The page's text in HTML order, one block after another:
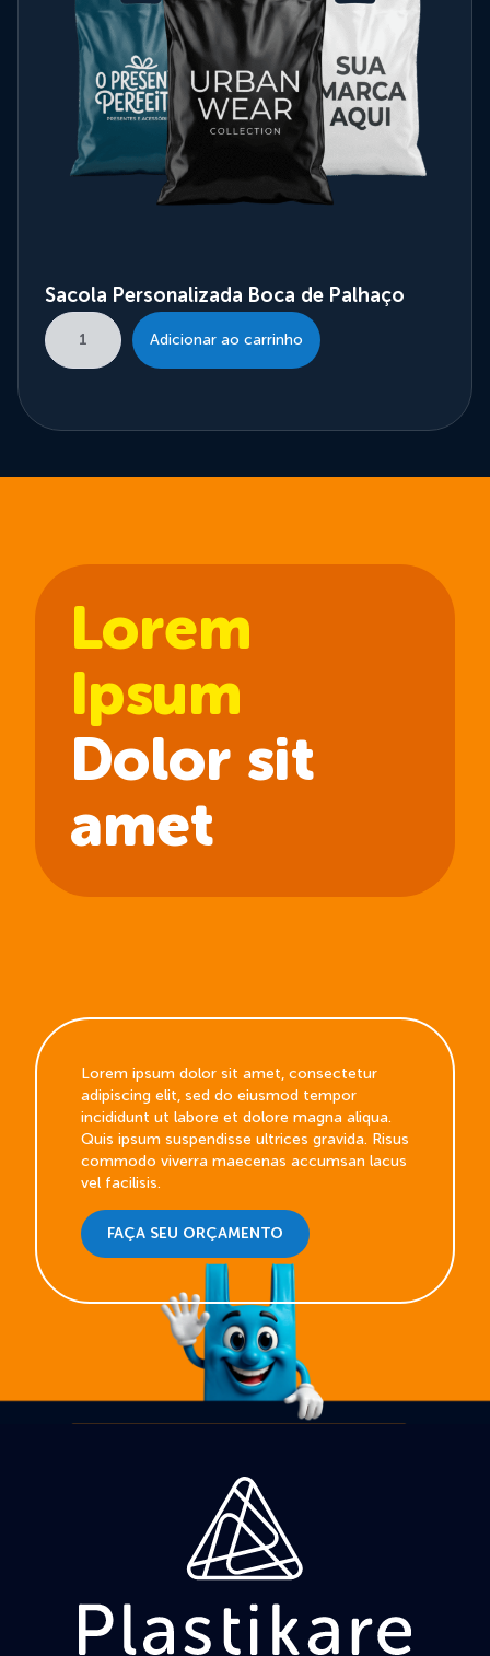
Sacola Personalizada Boca de Palhaço
Adicionar ao carrinho
Lorem
Ipsum
Dolor sit
amet
Lorem ipsum dolor sit amet, consectetur
adipiscing elit, sed do eiusmod tempor
incididunt ut labore et dolore magna aliqua.
Quis ipsum suspendisse ultrices gravida. Risus
commodo viverra maecenas accumsan lacus
vel facilisis.
FAÇA SEU ORÇAMENTO